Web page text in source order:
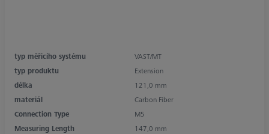
typ měřicího systému
VAST/MT
typ produktu
Extension
délka
121,0 mm
materiál
Carbon Fiber
Connection Type
M5
Measuring Length
147,0 mm